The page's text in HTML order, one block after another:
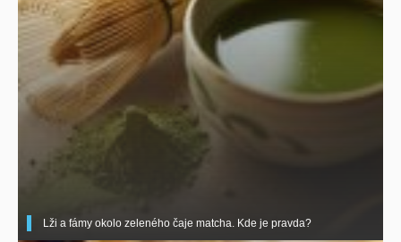
Lži a fámy okolo zeleného čaje matcha. Kde je pravda?